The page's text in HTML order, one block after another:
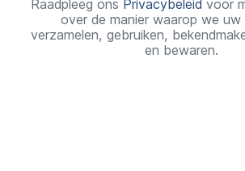
Raadpleeg ons Privacybeleid voor
over de manier waarop we uw
verzamelen, gebruiken,
en bewaren.